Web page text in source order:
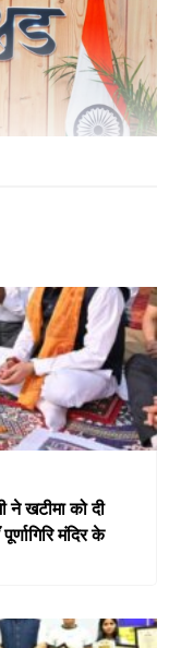
खटीमा को दी
मंदिर के